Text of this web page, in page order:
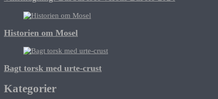
Historien om Mosel
Bagt torsk med urte-crust
Kategorier